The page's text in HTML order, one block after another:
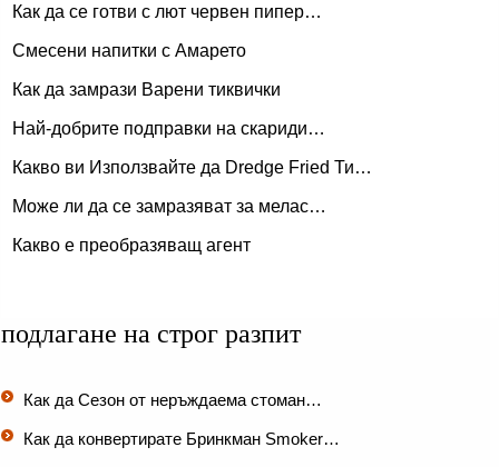
Как да се готви с лют червен пипер…
Смесени напитки с Амарето
Как да замрази Варени тиквички
Най-добрите подправки на скариди…
Какво ви Използвайте да Dredge Fried Ти…
Може ли да се замразяват за мелас…
Какво е преобразяващ агент
подлагане на строг разпит
Как да Сезон от неръждаема стоман…
Как да конвертирате Бринкман Smoker…